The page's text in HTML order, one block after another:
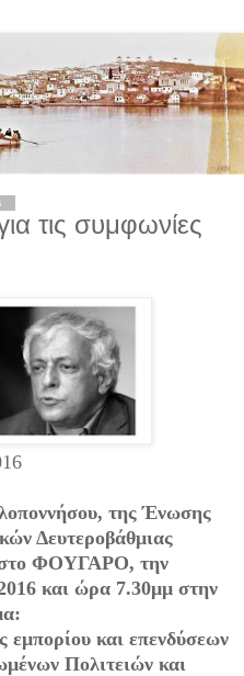
τις συμφωνίες
της Ένωσης
Δευτεροβάθμιας
ΦΟΥΓΑΡΟ, την
και ώρα 7.30μμ στην
εμπορίου και επενδύσεων
Πολιτειών και